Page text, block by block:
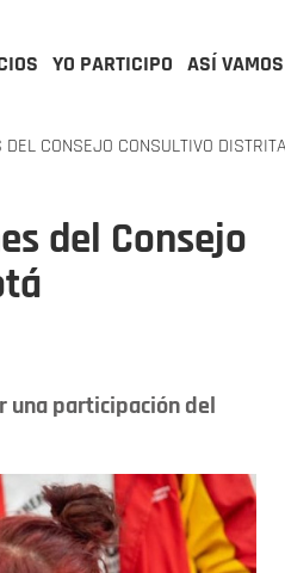
YO PARTICIPO ASÍ VAMOS
CONSEJO CONSULTIVO
del Consejo
una participación del